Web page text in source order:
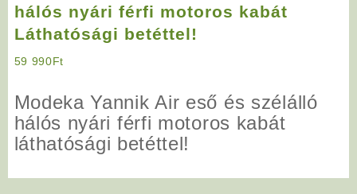
hálós nyári férfi motoros kabát
Láthatósági betéttel!
59 990Ft
Modeka Yannik Air eső és szélálló
hálós nyári férfi motoros kabát
láthatósági betéttel!